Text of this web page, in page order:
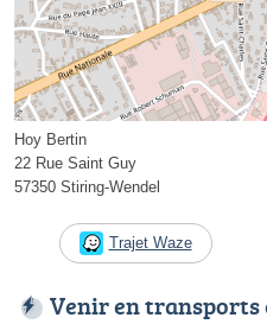
Hoy Bertin
22 Rue Saint Guy
57350 Stiring-Wendel
Trajet Waze
Venir en transports